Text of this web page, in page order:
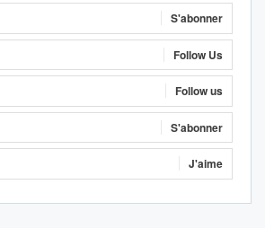
S'abonner
Follow Us
Follow us
S'abonner
J'aime